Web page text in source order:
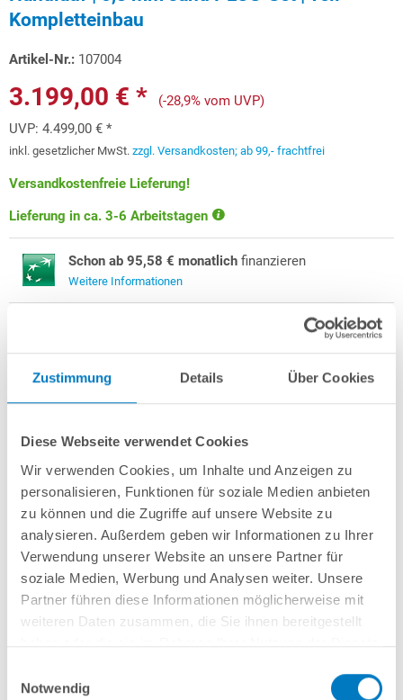
Zustimmung Details Über Cookies
Diese Webseite verwendet Cookies
Wir verwenden Cookies, um Inhalte und Anzeigen zu
personalisieren, Funktionen für soziale Medien anbieten
zu können und die Zugriffe auf unsere Website zu
analysieren. Außerdem geben wir Informationen zu Ihrer
Verwendung unserer Website an unsere Partner für
soziale Medien, Werbung und Analysen weiter. Unsere
Partner führen diese Informationen möglicherweise mit
weiteren Daten zusammen, die Sie ihnen bereitgestellt
Notwendig
Kompletteinbau
Artikel-Nr.: 107004
3.199,00 € *
(-28,9% vom UVP)
UVP: 4.499,00 € *
inkl. gesetzlicher MwSt. zzgl. Versandkosten; ab 99,- frachtfrei
Versandkostenfreie Lieferung!
Lieferung in ca. 3-6 Arbeitstagen
Schon ab 95,58 € monatlich finanzieren
Weitere Informationen
RundbeckenPOOLSANAHQ-Made in Germany- bestehend aus1 mm
sandfarbener PVC-Poolfolie 0,8 mm mitEinhängebiese
Bodenschienen aus Kunststoff.
Als PLUS-Setinkl.:
Unterlegvlies 300 g/m²
Einbauskimmer und Einlaufdüse
SandfilteranlagePOOL SANA Pro Next 400 / SPECK PlusPump 9( Made
in Germany) inkl. Filtersand
Erdbeständiges PVC-Verrohrungsset PROFI 50 mm